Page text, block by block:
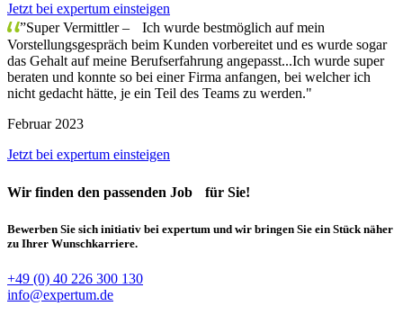
Jetzt bei expertum einsteigen
”Super Vermittler – Ich wurde bestmöglich auf mein
Vorstellungsgespräch beim Kunden vorbereitet und es wurde sogar
das Gehalt auf meine Berufserfahrung angepasst...Ich wurde super
beraten und konnte so bei einer Firma anfangen, bei welcher ich
nicht gedacht hätte, je ein Teil des Teams zu werden."
Februar 2023
Jetzt bei expertum einsteigen
Wir finden den passenden Job für Sie!
Bewerben Sie sich initiativ bei expertum und wir bringen Sie ein Stück näher
zu Ihrer Wunschkarriere.
+49 (0) 40 226 300 130
info@expertum.de